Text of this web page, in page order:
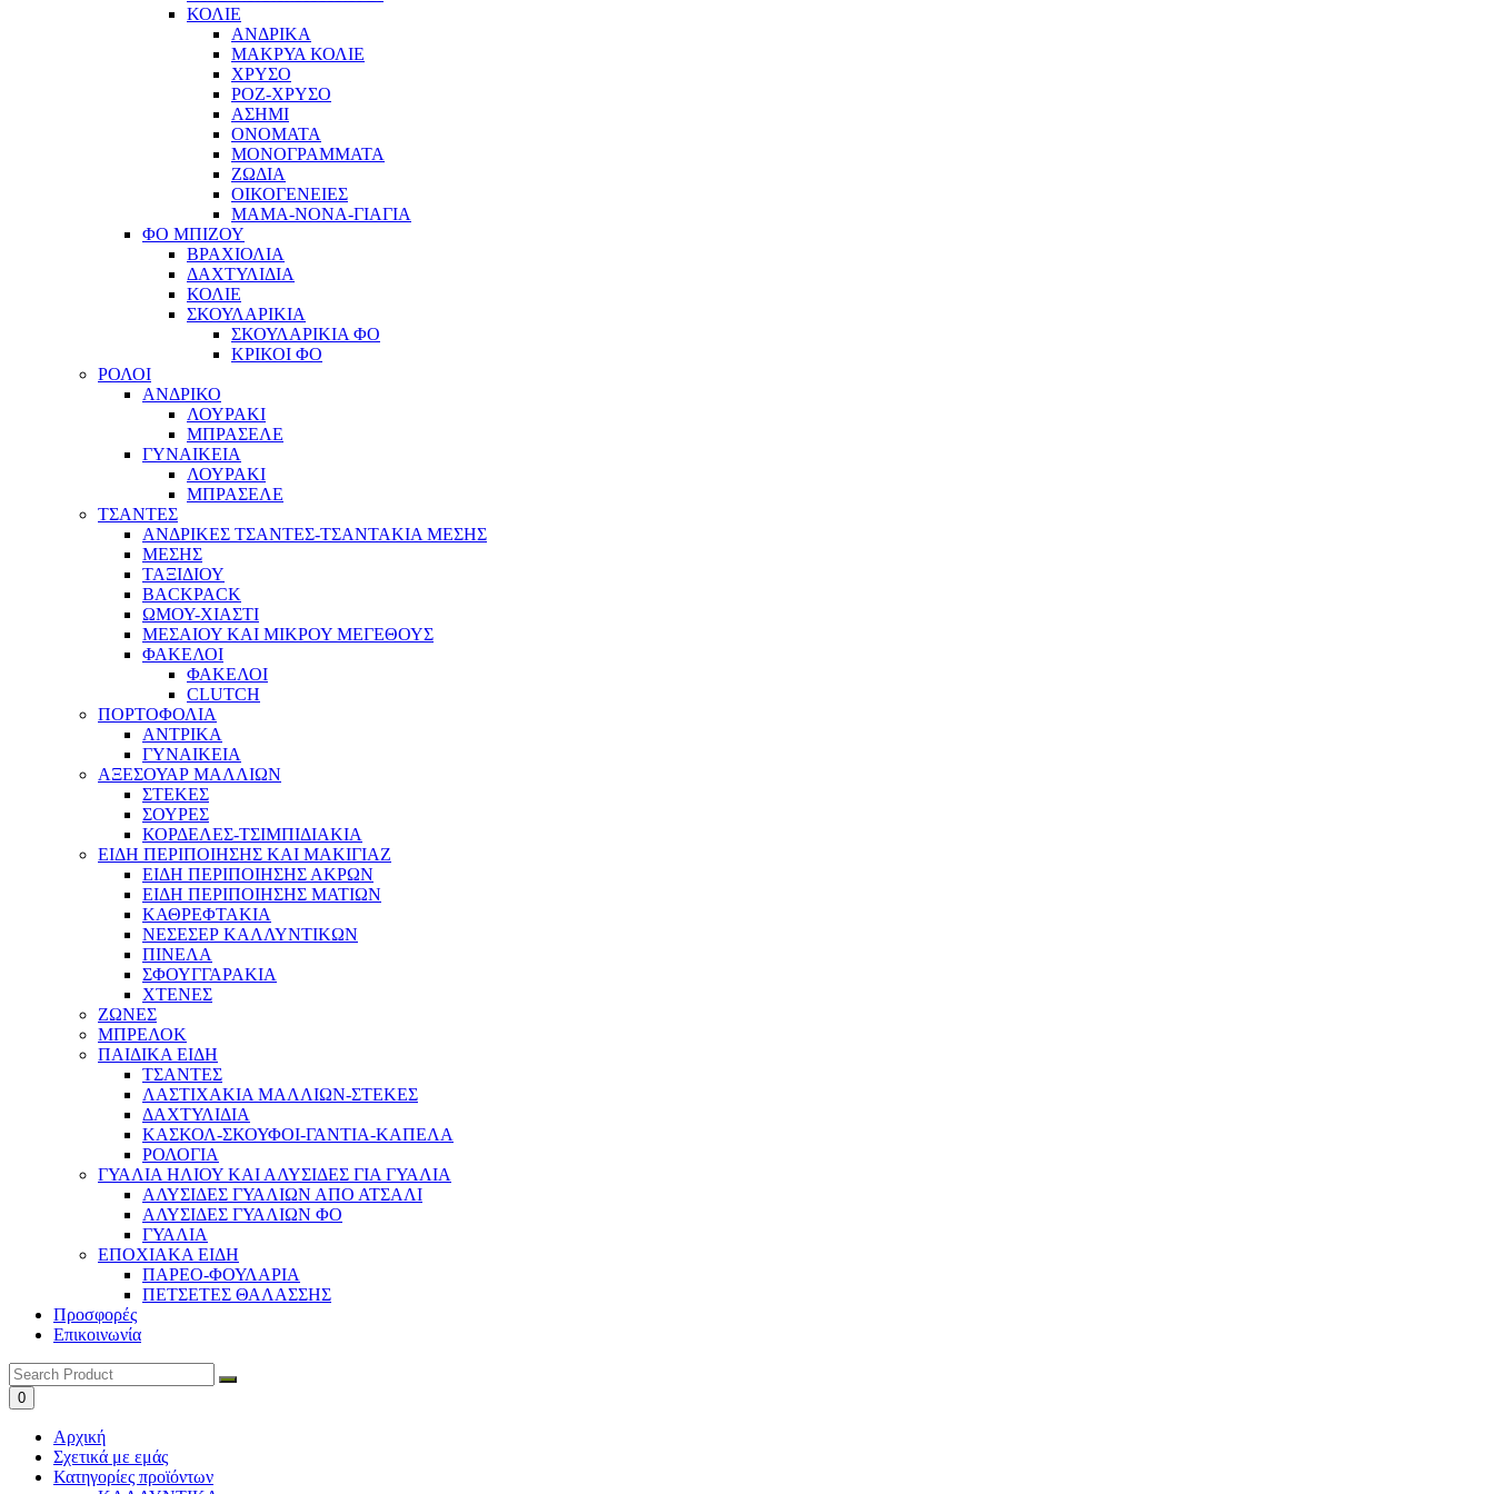
ΚΟΛΙΕ
ΑΝΔΡΙΚΑ
ΜΑΚΡΥΑ ΚΟΛΙΕ
ΧΡΥΣΟ
ΡΟΖ-ΧΡΥΣΟ
ΑΣΗΜΙ
ΟΝΟΜΑΤΑ
ΜΟΝΟΓΡΑΜΜΑΤΑ
ΖΩΔΙΑ
ΟΙΚΟΓΕΝΕΙΕΣ
ΜΑΜΑ-ΝΟΝΑ-ΓΙΑΓΙΑ
ΦΟ ΜΠΙΖΟΥ
ΒΡΑΧΙΟΛΙΑ
ΔΑΧΤΥΛΙΔΙΑ
ΚΟΛΙΕ
ΣΚΟΥΛΑΡΙΚΙΑ
ΣΚΟΥΛΑΡΙΚΙΑ ΦΟ
ΚΡΙΚΟΙ ΦΟ
ΡΟΛΟΙ
ΑΝΔΡΙΚΟ
ΛΟΥΡΑΚΙ
ΜΠΡΑΣΕΛΕ
ΓΥΝΑΙΚΕΙΑ
ΛΟΥΡΑΚΙ
ΜΠΡΑΣΕΛΕ
ΤΣΑΝΤΕΣ
ΑΝΔΡΙΚΕΣ ΤΣΑΝΤΕΣ-ΤΣΑΝΤΑΚΙΑ ΜΕΣΗΣ
ΜΕΣΗΣ
ΤΑΞΙΔΙΟΥ
BACKPACK
ΩΜΟΥ-ΧΙΑΣΤΙ
ΜΕΣΑΙΟΥ ΚΑΙ ΜΙΚΡΟΥ ΜΕΓΕΘΟΥΣ
ΦΑΚΕΛΟΙ
ΦΑΚΕΛΟΙ
CLUTCH
ΠΟΡΤΟΦΟΛΙΑ
ΑΝΤΡΙΚΑ
ΓΥΝΑΙΚΕΙΑ
ΑΞΕΣΟΥΑΡ ΜΑΛΛΙΩΝ
ΣΤΕΚΕΣ
ΣΟΥΡΕΣ
ΚΟΡΔΕΛΕΣ-ΤΣΙΜΠΙΔΙΑΚΙΑ
ΕΙΔΗ ΠΕΡΙΠΟΙΗΣΗΣ ΚΑΙ ΜΑΚΙΓΙΑΖ
ΕΙΔΗ ΠΕΡΙΠΟΙΗΣΗΣ ΑΚΡΩΝ
ΕΙΔΗ ΠΕΡΙΠΟΙΗΣΗΣ ΜΑΤΙΩΝ
ΚΑΘΡΕΦΤΑΚΙΑ
ΝΕΣΕΣΕΡ ΚΑΛΛΥΝΤΙΚΩΝ
ΠΙΝΕΛΑ
ΣΦΟΥΓΓΑΡΑΚΙΑ
ΧΤΕΝΕΣ
ΖΩΝΕΣ
ΜΠΡΕΛΟΚ
ΠΑΙΔΙΚΑ ΕΙΔΗ
ΤΣΑΝΤΕΣ
ΛΑΣΤΙΧΑΚΙΑ ΜΑΛΛΙΩΝ-ΣΤΕΚΕΣ
ΔΑΧΤΥΛΙΔΙΑ
ΚΑΣΚΟΛ-ΣΚΟΥΦΟΙ-ΓΑΝΤΙΑ-ΚΑΠΕΛΑ
ΡΟΛΟΓΙΑ
ΓΥΑΛΙΑ ΗΛΙΟΥ ΚΑΙ ΑΛΥΣΙΔΕΣ ΓΙΑ ΓΥΑΛΙΑ
ΑΛΥΣΙΔΕΣ ΓΥΑΛΙΩΝ ΑΠΟ ΑΤΣΑΛΙ
ΑΛΥΣΙΔΕΣ ΓΥΑΛΙΩΝ ΦΟ
ΓΥΑΛΙΑ
ΕΠΟΧΙΑΚΑ ΕΙΔΗ
ΠΑΡΕΟ-ΦΟΥΛΑΡΙΑ
ΠΕΤΣΕΤΕΣ ΘΑΛΑΣΣΗΣ
Προσφορές
Επικοινωνία
0
Αρχική
Σχετικά με εμάς
Κατηγορίες προϊόντων